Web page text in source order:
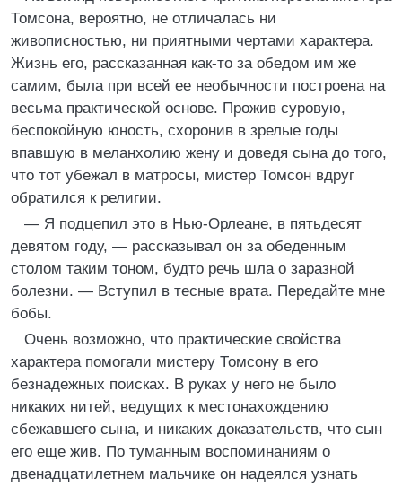
Томсона, вероятно, не отличалась ни
живописностью, ни приятными чертами характера.
Жизнь его, рассказанная как-то за обедом им же
самим, была при всей ее необычности построена на
весьма практической основе. Прожив суровую,
беспокойную юность, схоронив в зрелые годы
впавшую в меланхолию жену и доведя сына до того,
что тот убежал в матросы, мистер Томсон вдруг
обратился к религии.
— Я подцепил это в Нью-Орлеане, в пятьдесят
девятом году, — рассказывал он за обеденным
столом таким тоном, будто речь шла о заразной
болезни. — Вступил в тесные врата. Передайте мне
бобы.
Очень возможно, что практические свойства
характера помогали мистеру Томсону в его
безнадежных поисках. В руках у него не было
никаких нитей, ведущих к местонахождению
сбежавшего сына, и никаких доказательств, что сын
его еще жив. По туманным воспоминаниям о
двенадцатилетнем мальчике он надеялся узнать